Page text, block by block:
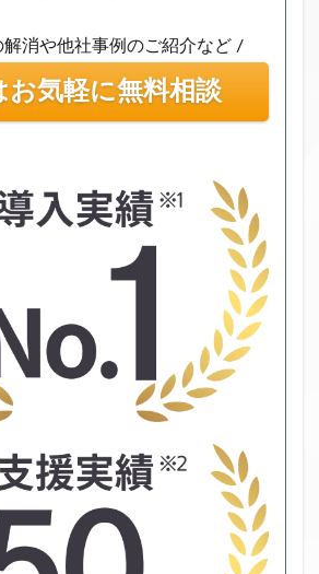
消や他社事例のご紹介など /
お気軽に無料相談